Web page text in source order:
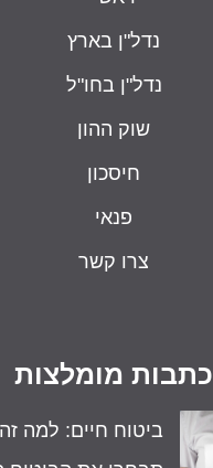
נדל"ן בארץ
נדל"ן בחו"ל
שוק ההון
חיסכון
פנאי
צרו קשר
כתבות מומלצות
ביטוח חיים: למה